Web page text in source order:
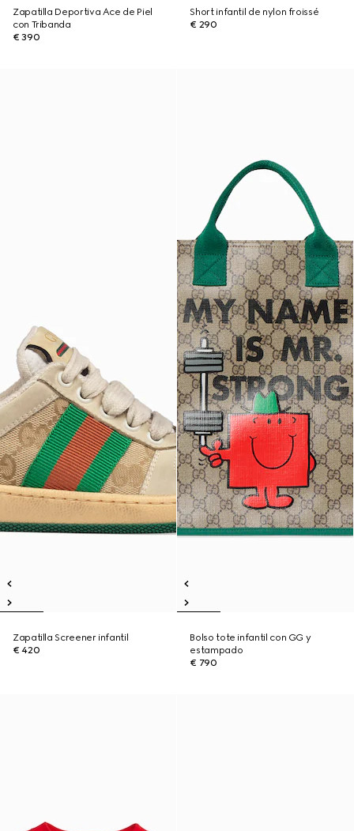
Zapatilla Deportiva Ace de Piel
con Tribanda
€ 390
Short infantil de nylon froissé
€ 290
Zapatilla Screener infantil
€ 420
Bolso tote infantil con GG y
estampado
€ 790